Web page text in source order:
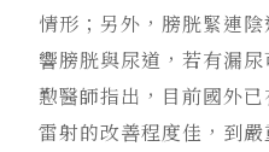
情形；另外，膀胱緊連
響膀胱與尿道，若有漏
懃醫師指出，目前國外
雷射的改善程度佳，到